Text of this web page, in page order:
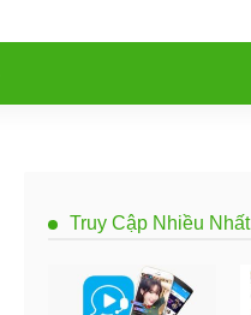
Truy Cập Nhiều Nhất